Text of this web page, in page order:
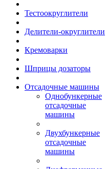
Тестоокруглители
Делители-округлители
Кремоварки
Шприцы дозаторы
Отсадочные машины
Однобункерные
отсадочные
машины
Двухбункерные
отсадочные
машины